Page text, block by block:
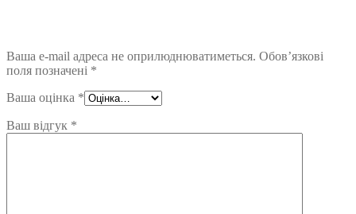
Ваша e-mail адреса не оприлюднюватиметься. Обов’язкові
поля позначені *
Ваша оцінка *
Ваш відгук *